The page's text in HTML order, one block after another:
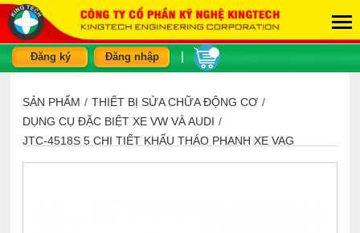
Đăng ký Đăng nhập
SẢN PHẨM / THIẾT BỊ SỬA CHỮA ĐỘNG CƠ /
DỤNG CỤ ĐẶC BIỆT XE VW VÀ AUDI /
JTC-4518S 5 CHI TIẾT KHẨU THÁO PHANH XE VAG